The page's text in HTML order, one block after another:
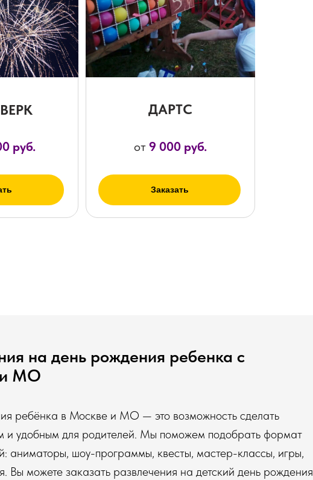
ДАРТС
от 9 000 руб.
Заказать
руб.
на день рождения ребенка с
и МО
ребёнка в Москве и МО — это возможность сделать
и удобным для родителей. Мы поможем подобрать формат
аниматоры, шоу-программы, квесты, мастер-классы, игры,
Вы можете заказать развлечения на детский день рождения